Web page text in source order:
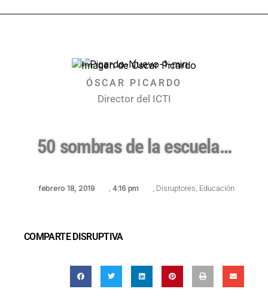
ÓSCAR PICARDO
Director del ICTI
50 sombras de la escuela…
febrero 18, 2019 , 4:16 pm , Disruptores, Educación
COMPARTE DISRUPTIVA